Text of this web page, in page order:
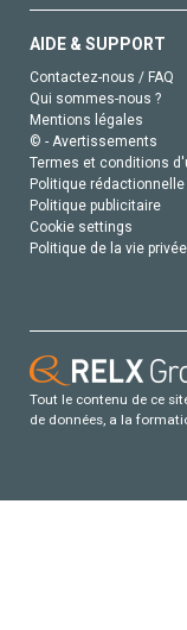
AIDE & SUPPORT
Contactez-nous / FAQ
Qui sommes-nous ?
Mentions légales
© - Avertissements
Termes et conditions
Politique rédactionnelle
Politique publicitaire
Cookie settings
Politique de la vie privée
Tout le contenu de ce
de données, a la